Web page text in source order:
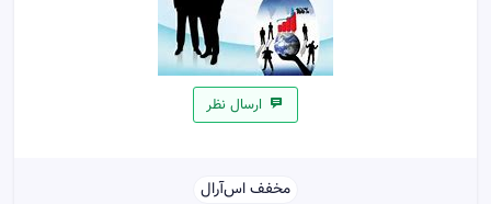
ارسال نظر
مخفف اس‌آر‌ال‌‌